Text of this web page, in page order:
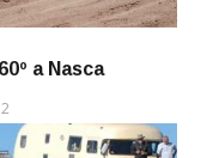
a Nasca